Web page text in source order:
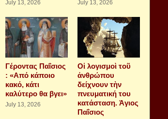
July 13, 2026 July 13, 2026
Γέροντας Παΐσιος
: «Από κάποιο
κακό, κάτι
καλύτερο θα βγει»
July 13, 2026
Οἱ λογισμοὶ τοῦ
ἀνθρώπου
δείχνουν τὴν
πνευματική του
κατάσταση. Ἁγιος
Παΐσιος